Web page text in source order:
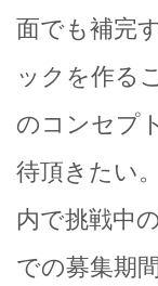
面でも補完
ックを作る
のコンセプ
待頂きたい
内で挑戦中
での募集期